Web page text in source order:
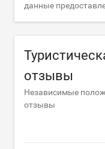
данные
отзывы
Независимые
отзывы